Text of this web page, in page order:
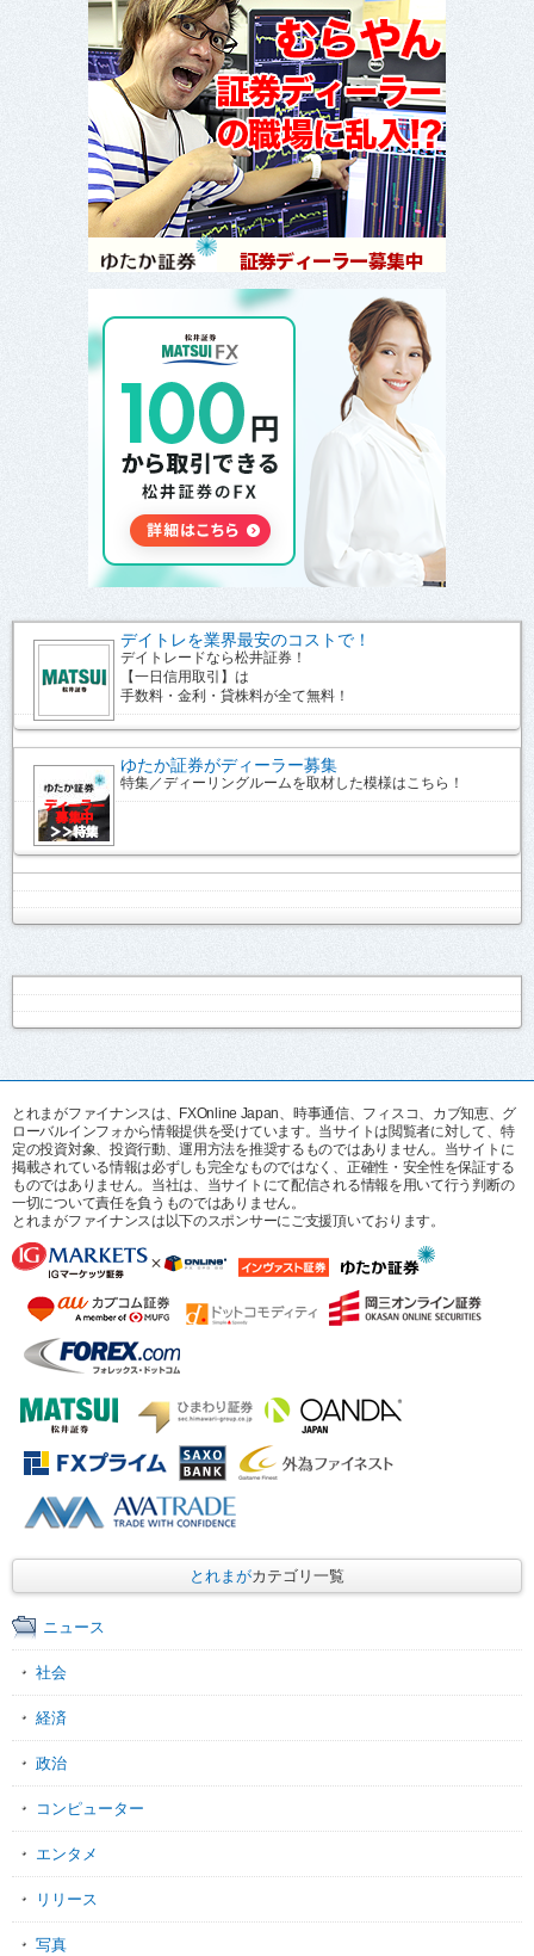
デイトレを業界最安のコストで！
デイトレードなら松井証券！
【一日信用取引】は
手数料・金利・貸株料が全て無料！
ゆたか証券がディーラー募集
特集／ディーリングルームを取材した模様はこちら！
とれまがファイナンスは、FXOnline Japan、時事通信、フィスコ、カブ知恵、グ
ローバルインフォから情報提供を受けています。当サイトは閲覧者に対して、特
定の投資対象、投資行動、運用方法を推奨するものではありません。当サイトに
掲載されている情報は必ずしも完全なものではなく、正確性・安全性を保証する
ものではありません。当社は、当サイトにて配信される情報を用いて行う判断の
一切について責任を負うものではありません。
とれまがファイナンスは以下のスポンサーにご支援頂いております。
とれまがカテゴリ一覧
ニュース
社会
経済
政治
コンピューター
エンタメ
リリース
写真